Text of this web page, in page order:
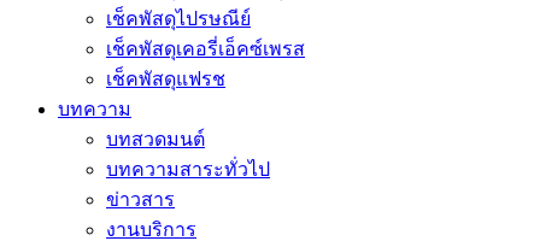
เช็คพัสดุไปรษณีย์
เช็คพัสดุเคอรี่เอ็คซ์เพรส
เช็คพัสดุแฟรช
บทความ
บทสวดมนต์
บทความสาระทั่วไป
ข่าวสาร
งานบริการ